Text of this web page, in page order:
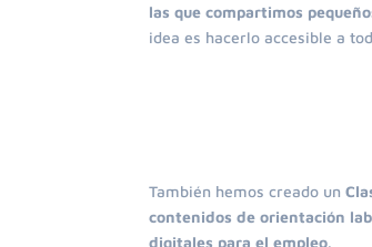
las que compartimos
idea es hacerlo accesible a
También hemos creado un
contenidos de orientación
digitales para el empleo.